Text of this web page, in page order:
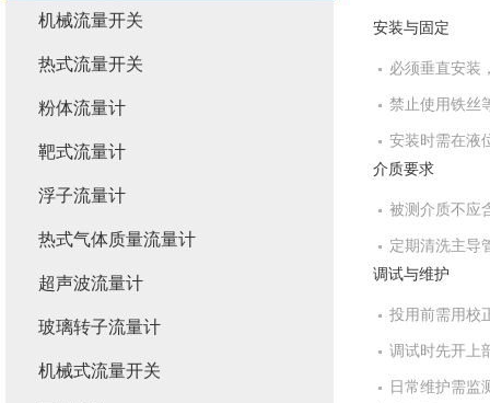
安装与固定
必须垂直安装
禁止使用铁丝
安装时需在液
介质要求
被测介质不应
定期清洗主导
调试与维护
投用前需用校
调试时先开上
日常维护需监
机械流量开关
热式流量开关
粉体流量计
靶式流量计
浮子流量计
热式气体质量流量计
超声波流量计
玻璃转子流量计
机械式流量开关